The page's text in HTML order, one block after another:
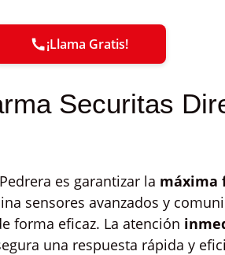
¡Llama Gratis!
Securitas
es garantizar la máxima
sensores avanzados y
forma eficaz. La atención
una respuesta rápida y